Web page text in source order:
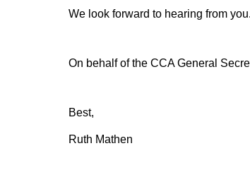
We look forward to hearing from you.
On behalf of the CCA General
Best,
Ruth Mathen